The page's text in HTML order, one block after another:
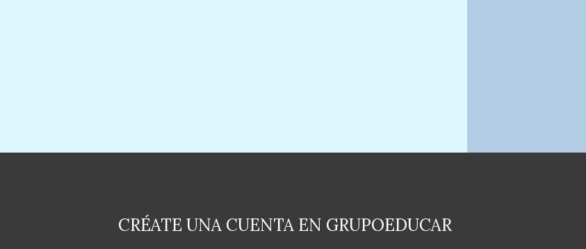
CRÉATE UNA CUENTA EN GRUPOEDUCAR